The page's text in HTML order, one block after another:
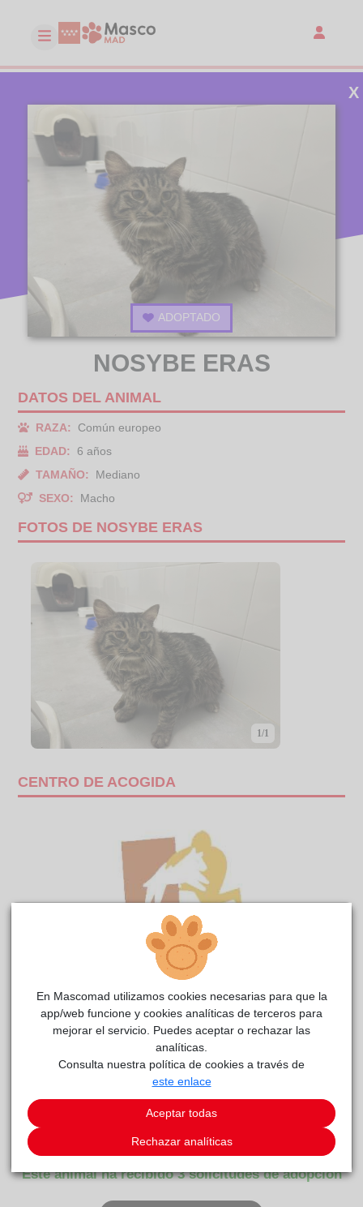
ADOPTADO
X
NOSYBE ERAS
DATOS DEL ANIMAL
RAZA:
Común europeo
EDAD:
6 años
TAMAÑO:
Mediano
SEXO:
Macho
FOTOS DE NOSYBE ERAS
1/1
CENTRO DE ACOGIDA
NOSYBE ERASreside actualmente en el centro de
Carácter
Introvertida pero agradecida
Este animal ha recibido 3 solicitudes de adopción
En Mascomad utilizamos cookies necesarias para que la
app/web funcione y cookies analíticas de terceros para
mejorar el servicio. Puedes aceptar o rechazar las
analíticas.
Consulta nuestra política de cookies a través de
este enlace
Aceptar todas
Rechazar analíticas